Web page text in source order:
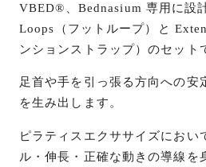
VBED®︎、Bednasium 専用に設
Loops（フットループ）と
ンションストラップ）のセット
足首や手を引っ張る方向への安
を生み出します。
ピラティスエクササイズにおい
ル・伸長・正確な動きの導線を